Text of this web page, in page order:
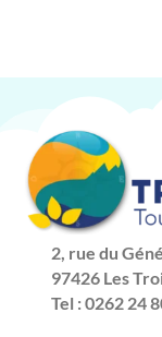
2, rue du
97426 Les
Tel : 0262 24